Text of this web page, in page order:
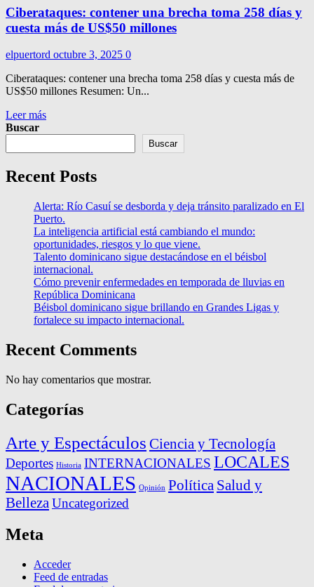
Ciberataques: contener una brecha toma 258 días y
cuesta más de US$50 millones
elpuertord octubre 3, 2025 0
Ciberataques: contener una brecha toma 258 días y cuesta más de
US$50 millones Resumen: Un...
Leer más
Buscar
Buscar
Recent Posts
Alerta: Río Casuí se desborda y deja tránsito paralizado en El
Puerto.
La inteligencia artificial está cambiando el mundo:
oportunidades, riesgos y lo que viene.
Talento dominicano sigue destacándose en el béisbol
internacional.
Cómo prevenir enfermedades en temporada de lluvias en
República Dominicana
Béisbol dominicano sigue brillando en Grandes Ligas y
fortalece su impacto internacional.
Recent Comments
No hay comentarios que mostrar.
Categorías
Arte y Espectáculos Ciencia y Tecnología
Deportes Historia INTERNACIONALES LOCALES
NACIONALES Opinión Política Salud y
Belleza Uncategorized
Meta
Acceder
Feed de entradas